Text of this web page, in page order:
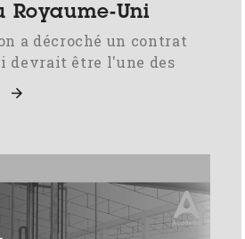
Royaume-Uni
a décroché un contrat
devrait être l'une des